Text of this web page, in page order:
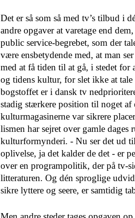
Det er så som så med tv’s tilbud i
andre opgaver at varetage end
public service-begrebet, som der
være ensbety­dende med, at man
med at få tiden til at gå, i stedet
og tidens kultur, for slet ikke at
bogstoffet er i dansk tv
stadig stærkere posi­tion til noget af
kulturmaga­sinerne var sikrere
lismen har sejret over gamle dages
kulturformynderi. - Nu ser det ud
oplivelse, ja det kalder de det - er
over en programpolitik, der på tv-
litteraturen. Og dén sproglige
sikre lyt­tere og seere, er samtidig